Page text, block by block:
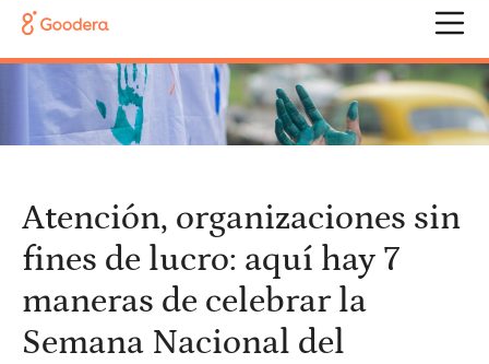
de celebrar la Semana Nacional del Voluntariado este año
Atención, organizaciones sin
fines de lucro: aquí hay 7
maneras de celebrar la
Semana Nacional del